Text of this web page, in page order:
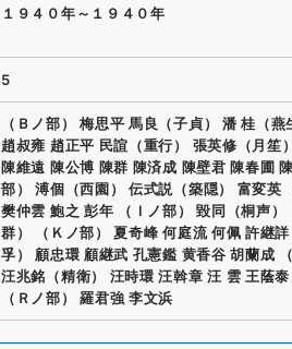
１９４０年～１９４０年
5
（Ｂノ部） 梅思平 馬良（子貞） 潘 桂（
趙叔雍 趙正平 民諠（重行） 張英修（月笙
陳維遠 陳公博 陳群 陳済成 陳壁君 陳春圃
部） 溥個（西園） 伝式説（築隠） 富変英
樊仲雲 鮑之 彭年 （Ｉノ部） 毀同（桐声
群） （Ｋノ部） 夏奇峰 何庭流 何佩 許継
孚） 顧忠環 顧継武 孔憲鑑 黄香谷 胡蘭成
汪兆銘（精衛） 汪時環 汪斡章 汪 雲 王蔭
（Ｒノ部） 羅君強 李文浜